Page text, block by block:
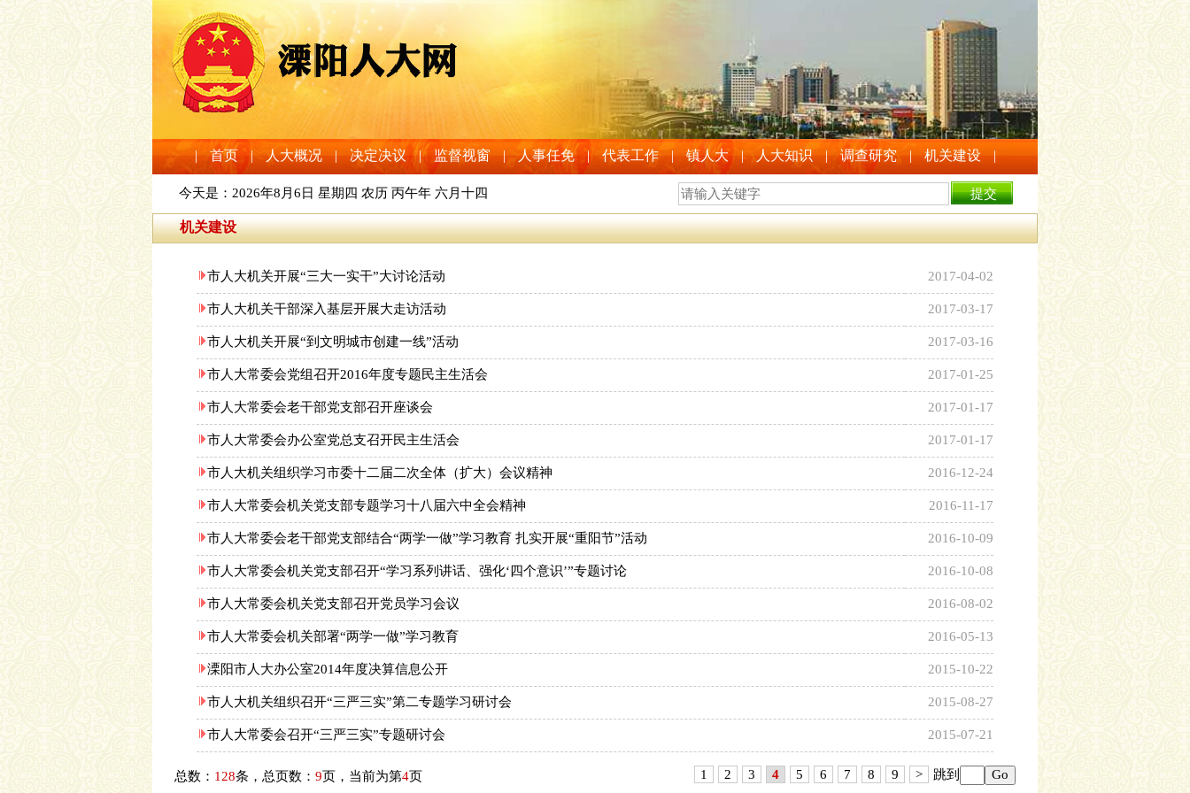
| 首页 | 人大概况 | 决定决议 | 监督视窗 | 人事任免 | 代表工作 | 镇人大 | 人大知识 | 调查研究 | 机关建设 |
今天是： 2026年8月6日 星期四 农历 丙午年 六月十四
机关建设
市人大机关开展“三大一实干”大讨论活动 2017-04-02
市人大机关干部深入基层开展大走访活动 2017-03-17
市人大机关开展“到文明城市创建一线”活动 2017-03-16
市人大常委会党组召开2016年度专题民主生活会 2017-01-25
市人大常委会老干部党支部召开座谈会 2017-01-17
市人大常委会办公室党总支召开民主生活会 2017-01-17
市人大机关组织学习市委十二届二次全体（扩大）会议精神 2016-12-24
市人大常委会机关党支部专题学习十八届六中全会精神 2016-11-17
市人大常委会老干部党支部结合“两学一做”学习教育 扎实开展“重阳节”活动 2016-10-09
市人大常委会机关党支部召开“学习系列讲话、强化‘四个意识’”专题讨论 2016-10-08
市人大常委会机关党支部召开党员学习会议 2016-08-02
市人大常委会机关部署“两学一做”学习教育 2016-05-13
溧阳市人大办公室2014年度决算信息公开 2015-10-22
市人大机关组织召开“三严三实”第二专题学习研讨会 2015-08-27
市人大常委会召开“三严三实”专题研讨会 2015-07-21
总数： 128条，总页数： 9页，当前为第4页 1 2 3 4 5 6 7 8 9 > 跳到